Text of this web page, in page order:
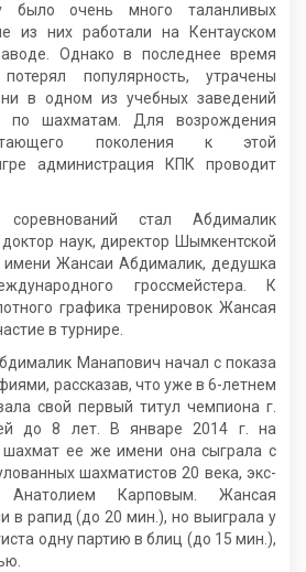
было очень много таланливых
из них работали на Кентауском
Однако в последнее время
популярность, утрачены
в одном из учебных заведений
по шахматам. Для возрождения
поколения к этой
администрация КПК проводит
стал Абдималик
наук, директор Шымкентской
Жансаи Абдималик, дедушка
гроссмейстера. К
графика тренировок Жансая
в турнире.
Манапович начал с показа
рассказав, что уже в 6-летнем
свой первый титул чемпиона г.
до 8 лет. В январе 2014 г. на
ее же имени она сыграла с
шахматистов 20 века, экс-
Карповым. Жансая
в рапид (до 20 мин.), но выиграла у
одну партию в блиц (до 15 мин.),